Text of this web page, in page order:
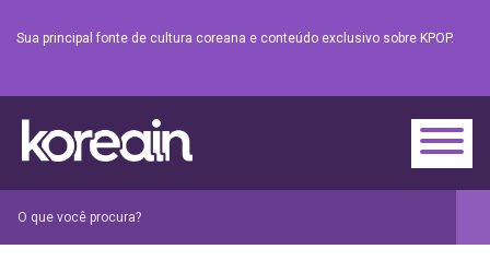
Sua principal fonte de cultura coreana e conteúdo exclusivo sobre KPOP.